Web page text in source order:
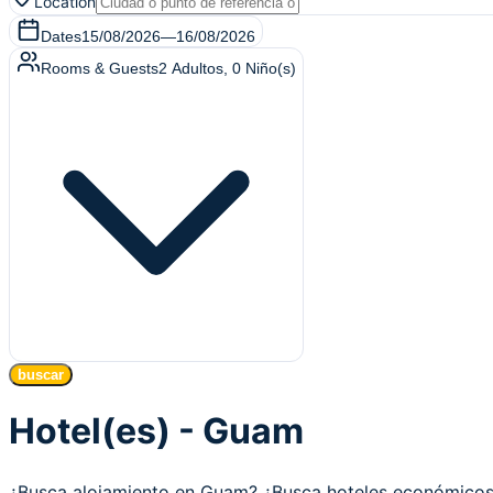
Dates15/08/2026—16/08/2026
Rooms & Guests2 Adultos 0 Niño(s)
buscar
Hotel(es) - Guam